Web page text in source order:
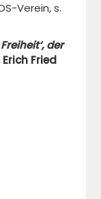
Verein, s.
der
Erich Fried